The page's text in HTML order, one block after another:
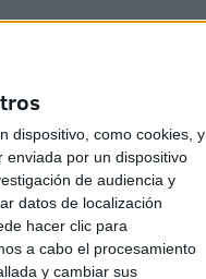
dispositivo, como cookies, y
enviada por un dispositivo
de audiencia y
datos de localización
hacer clic para
a cabo el procesamiento
y cambiar sus